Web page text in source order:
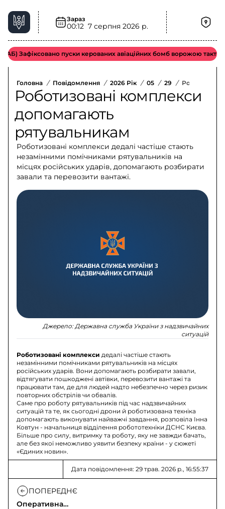
Зараз
00:12 7 серпня 2026 р.
Зафіксовано пуски керованих авіаційних бомб ворожою тактичною
Головна / Повідомлення / 2026 Рік / 05 / 29 /
Роботизовані комплекси
допомагають
рятувальникам
Роботизовані комплекси дедалі частіше стають
незамінними помічниками рятувальників на
місцях російських ударів, допомагають розбирати
завали та перевозити вантажі.
Джерело: Державна служба України з надзвичайних
ситуацій
Роботизовані комплекси дедалі частіше стають
незамінними помічниками рятувальників на місцях
російських ударів. Вони допомагають розбирати завали,
відтягувати пошкоджені автівки, перевозити вантажі та
працювати там, де для людей надто небезпечно через ризик
повторних обстрілів чи обвалів.
Саме про роботу рятувальників під час надзвичайних
ситуацій та те, як сьогодні дрони й роботизована техніка
допомагають виконувати найважчі завдання, розповіла Інна
Ковтун - начальниця відділення робототехніки ДСНС Києва.
Більше про силу, витримку та роботу, яку не завжди бачать,
але без якої неможливо уявити безпеку країни - у сюжеті
«Єдиних новин».
Дата повідомлення: 29 трав. 2026 р., 16:55:37
ПОПЕРЕДНЄ
Оперативна